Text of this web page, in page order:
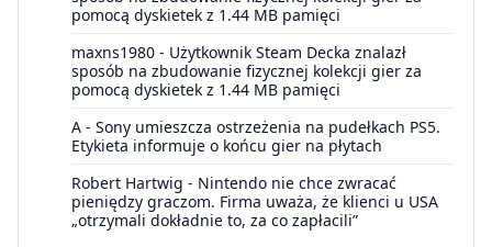
pomocą dyskietek z 1.44 MB pamięci
maxns1980 - Użytkownik Steam Decka znalazł
sposób na zbudowanie fizycznej kolekcji gier za
pomocą dyskietek z 1.44 MB pamięci
A - Sony umieszcza ostrzeżenia na pudełkach PS5.
Etykieta informuje o końcu gier na płytach
Robert Hartwig - Nintendo nie chce zwracać
pieniędzy graczom. Firma uważa, że klienci u USA
„otrzymali dokładnie to, za co zapłacili”